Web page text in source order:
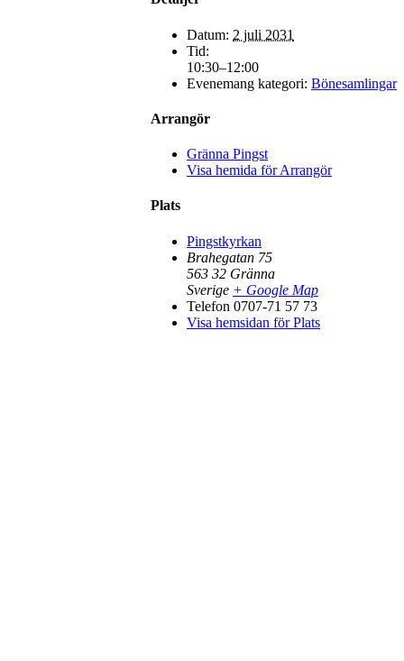
Datum: 2 juli 2031
Tid:
10:30–12:00
Evenemang kategori: Bönesamlingar
Arrangör
Gränna Pingst
Visa hemida för Arrangör
Plats
Pingstkyrkan
Brahegatan 75
563 32 Gränna
Sverige + Google Map
Telefon 0707-71 57 73
Visa hemsidan för Plats